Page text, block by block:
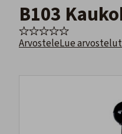
B103
ArvosteleLue arvostelut